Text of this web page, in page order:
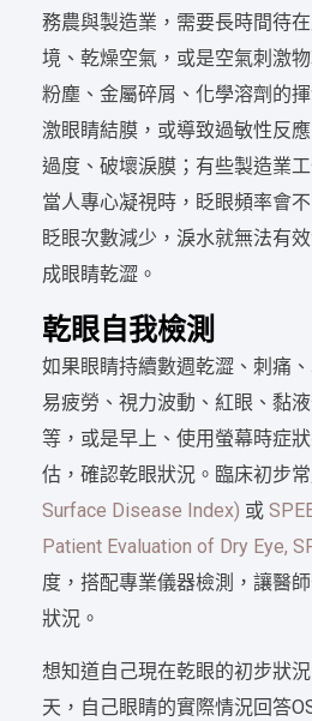
務農與製造業，需要長時間待
境、乾燥空氣，或是空氣刺激
粉塵、金屬碎屑、化學溶劑的
激眼睛結膜，或導致過敏性反
過度、破壞淚膜；有些製造業
當人專心凝視時，眨眼頻率會
眨眼次數減少，淚水就無法有
成眼睛乾澀。
乾眼自我檢測
如果眼睛持續數週乾澀、刺痛
易疲勞、視力波動、紅眼、黏
等，或是早上、使用螢幕時症
估，確認乾眼狀況。臨床初步常
Surface Disease Index) 或
Patient Evaluation of Dry Eye,
度，搭配專業儀器檢測，讓醫
狀況。
想知道自己現在乾眼的初步狀
天，自己眼睛的實際情況回答